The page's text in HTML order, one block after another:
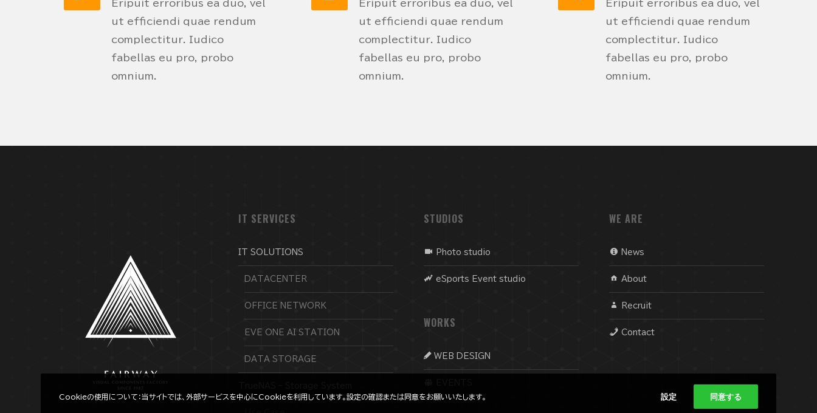
Eripuit erroribus ea duo, vel
ut efficiendi quae rendum
complectitur. Iudico
fabellas eu pro, probo
omnium.
Eripuit erroribus ea duo, vel
ut efficiendi quae rendum
complectitur. Iudico
fabellas eu pro, probo
omnium.
Eripuit erroribus ea duo, vel
ut efficiendi quae rendum
complectitur. Iudico
fabellas eu pro, probo
omnium.
IT SERVICES
IT SOLUTIONS
DATACENTER
OFFICE NETWORK
EVE ONE AI STATION
DATA STORAGE
STUDIOS
Photo studio
eSports Event studio
WORKS
WEB DESIGN
WE ARE
News
About
Recruit
Contact
Cookieの使用について：当サイトでは、外部サービスを中心にCookieを利用しています。設定の確認または同意をお願いいたします。 設定 同意する